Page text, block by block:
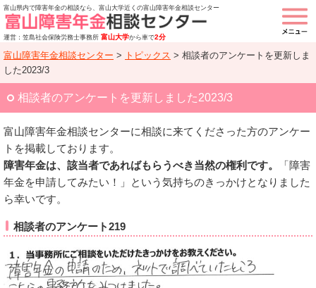
富山県内で障害年金の相談なら、富山大学近くの富山障害年金相談センター
運営：笠島社会保険労務士事務所 富山大学から車で2分
富山障害年金相談センター > トピックス > 相談者のアンケートを更新しま
した2023/3
相談者のアンケートを更新しました2023/3
富山障害年金相談センターに相談に来てくださった方のアンケー
トを掲載しております。
障害年金は、該当者であればもらうべき当然の権利です。
「障害
年金を申請してみたい！」という気持ちのきっかけとなりました
ら幸いです。
相談者のアンケート219